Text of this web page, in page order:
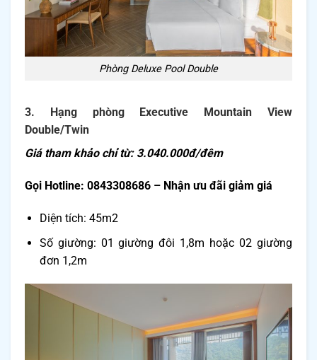
Phòng Deluxe Pool Double
3. Hạng phòng Executive Mountain View
Double/Twin
Giá tham khảo chỉ từ: 3.040.000đ/đêm
Gọi Hotline: 0843308686 – Nhận ưu đãi giảm giá
Diện tích: 45m2
Số giường: 01 giường đôi 1,8m hoặc 02 giường
đơn 1,2m